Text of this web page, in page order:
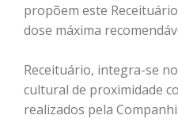
propõem este
dose máxima
Receituário, integra-se
cultural de proximidade
realizados pela